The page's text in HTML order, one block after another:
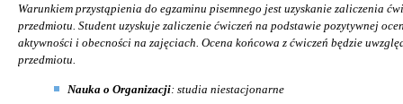
Warunkiem przystąpienia do egzaminu pisemnego jest uzyskanie zaliczenia
przedmiotu. Student uzyskuje zaliczenie ćwiczeń na podstawie pozytywnej
aktywności i obecności na zajęciach. Ocena końcowa z ćwiczeń będzie
przedmiotu.
Nauka o Organizacji: studia niestacjonarne